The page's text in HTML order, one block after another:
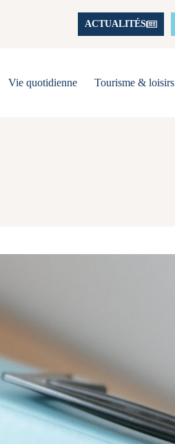
ACTUALITÉS
Vie quotidienne Tourisme & loisirs